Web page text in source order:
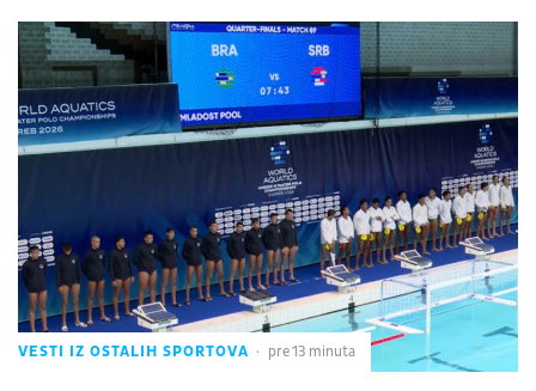
VESTI IZ OSTALIH SPORTOVA pre 13 minuta